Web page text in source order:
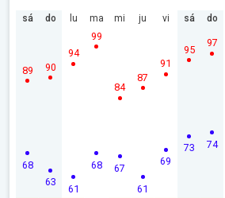
sá
68
89
do
63
90
lu
61
94
ma
68
99
mi
67
84
ju
61
87
vi
69
91
sá
73
95
do
74
97